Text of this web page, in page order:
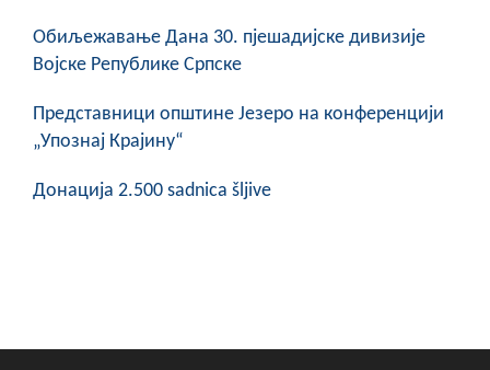
Геоистраживања
ФИНАНСИЈЕ
Обиљежавање Данa 30. пјешадијске дивизије
Војске Републике Српске
Представници општине Језеро на конференцији
„Упознај Крајину“
Донација 2.500 sadnica šljive